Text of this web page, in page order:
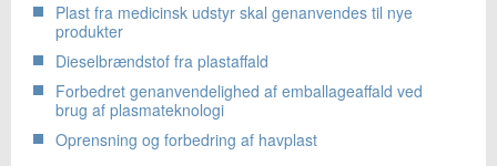
Plast fra medicinsk udstyr skal genanvendes til nye
produkter
Dieselbrændstof fra plastaffald
Forbedret genanvendelighed af emballageaffald ved
brug af plasmateknologi
Oprensning og forbedring af havplast